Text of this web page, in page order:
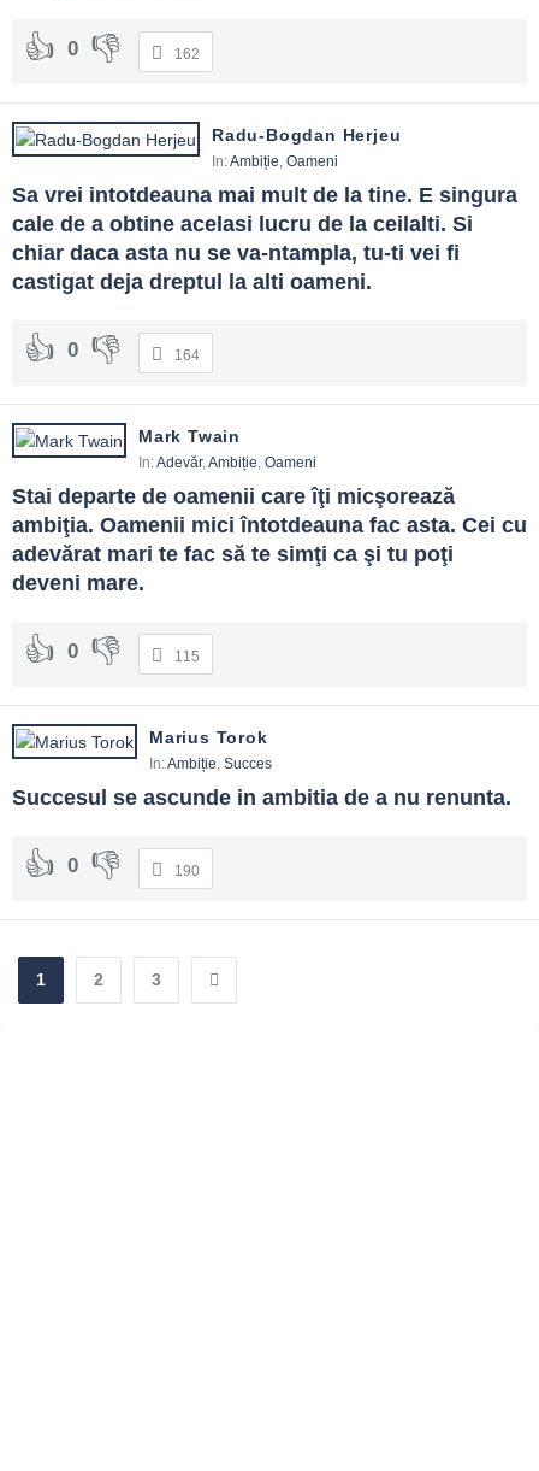
0 162
Radu-Bogdan Herjeu
In:Ambiție, Oameni
Sa vrei intotdeauna mai mult de la tine. E singura
cale de a obtine acelasi lucru de la ceilalti. Si
chiar daca asta nu se va-ntampla, tu-ti vei fi
castigat deja dreptul la alti oameni.
0 164
Mark Twain
In:Adevăr,Ambiție, Oameni
Stai departe de oamenii care îţi micşorează
ambiţia. Oamenii mici întotdeauna fac asta. Cei cu
adevărat mari te fac să te simţi ca şi tu poţi
deveni mare.
0 115
Marius Torok
In:Ambiție, Succes
Succesul se ascunde in ambitia de a nu renunta.
0 190
1 2 3